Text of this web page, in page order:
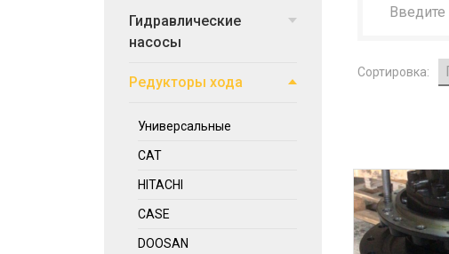
Гидравлические
насосы
Редукторы хода
Универсальные
CAT
HITACHI
CASE
DOOSAN
Сортировка: